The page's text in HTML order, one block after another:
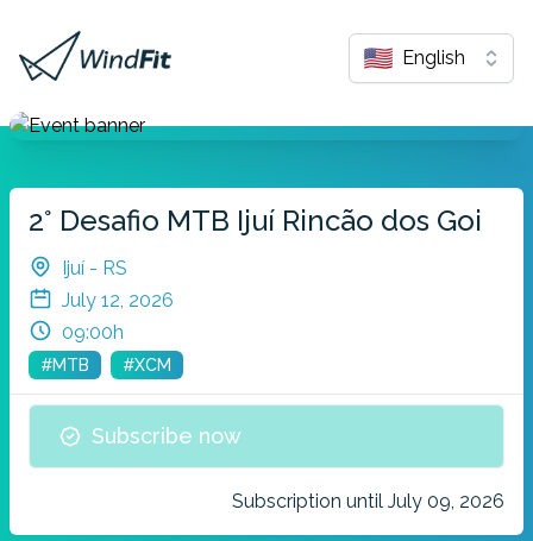
English
2° Desafio MTB Ijuí Rincão dos Goi
Ijuí - RS
July 12, 2026
09:00h
#MTB #XCM
Subscribe now
Subscription until July 09, 2026